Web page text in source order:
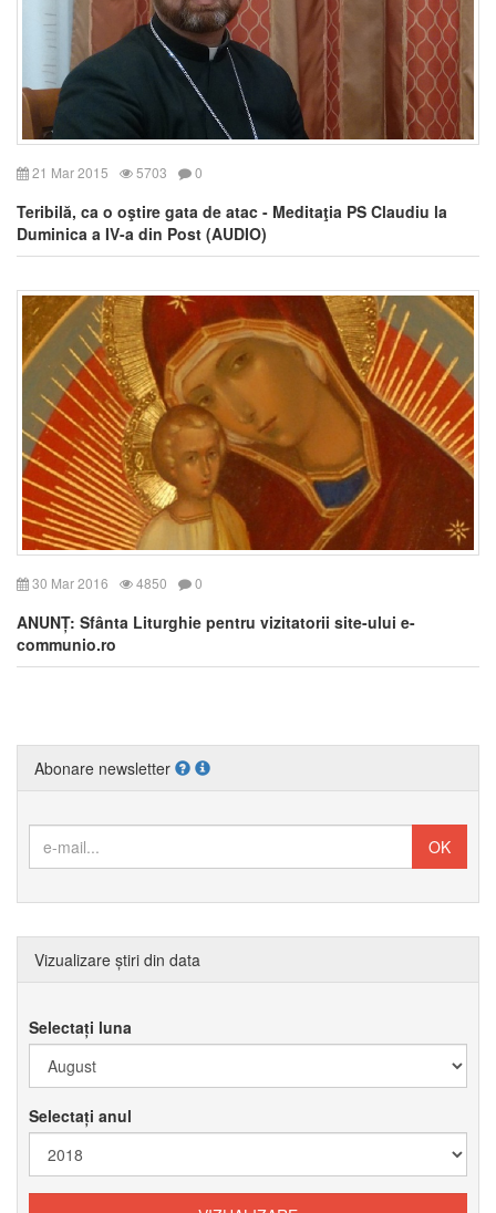
21 Mar 2015 5703 0
Teribilă, ca o oştire gata de atac - Meditaţia PS Claudiu la
Duminica a IV-a din Post (AUDIO)
30 Mar 2016 4850 0
ANUNȚ: Sfânta Liturghie pentru vizitatorii site-ului e-
communio.ro
Abonare newsletter
Vizualizare știri din data
Selectați luna
Selectați anul